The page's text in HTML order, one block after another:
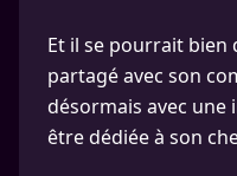
Et il se pourrait bien
partagé avec son
désormais avec
être dédiée à son